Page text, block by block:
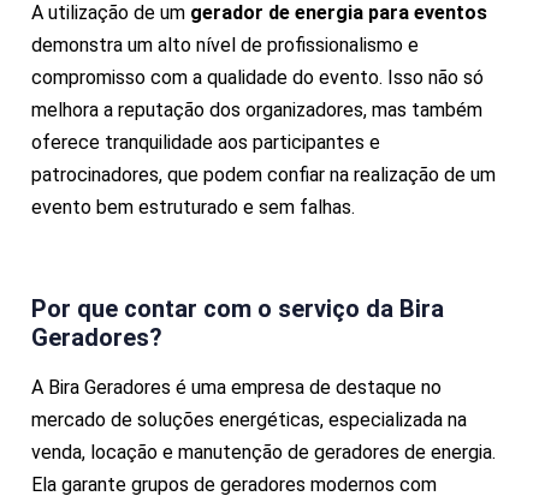
A utilização de um gerador de energia para eventos
demonstra um alto nível de profissionalismo e
compromisso com a qualidade do evento. Isso não só
melhora a reputação dos organizadores, mas também
oferece tranquilidade aos participantes e
patrocinadores, que podem confiar na realização de um
evento bem estruturado e sem falhas.
Por que contar com o serviço da Bira
Geradores?
A Bira Geradores é uma empresa de destaque no
mercado de soluções energéticas, especializada na
venda, locação e manutenção de geradores de energia.
Ela garante grupos de geradores modernos com